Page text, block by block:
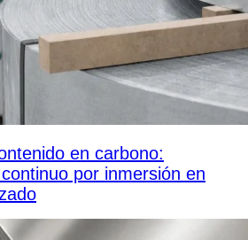
en carbono:
por inmersión en